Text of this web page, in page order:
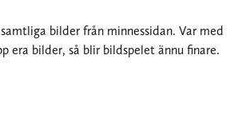
bilder från minnessidan. Var med
era bilder, så blir bildspelet ännu finare.